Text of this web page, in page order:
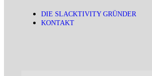
DIE SLACKTIVITY GRÜNDER
KONTAKT